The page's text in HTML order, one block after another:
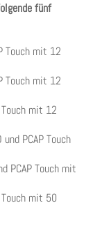
fünf
Touch mit 12
Touch mit 12
mit 12
PCAP Touch
PCAP Touch mit
mit 50